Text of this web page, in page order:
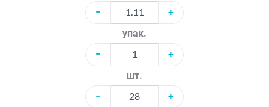
−
+
упак.
−
+
шт.
−
+